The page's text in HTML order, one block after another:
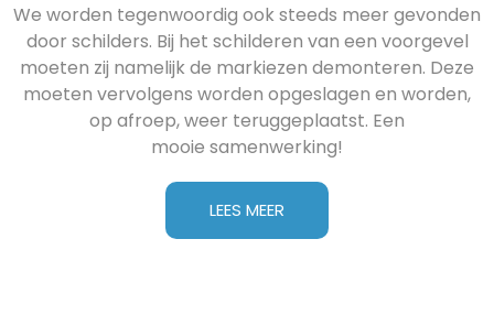
We worden tegenwoordig ook steeds meer gevonden
door schilders. Bij het schilderen van een voorgevel
moeten zij namelijk de markiezen demonteren. Deze
moeten vervolgens worden opgeslagen en worden,
op afroep, weer teruggeplaatst. Een
mooie samenwerking!
LEES MEER